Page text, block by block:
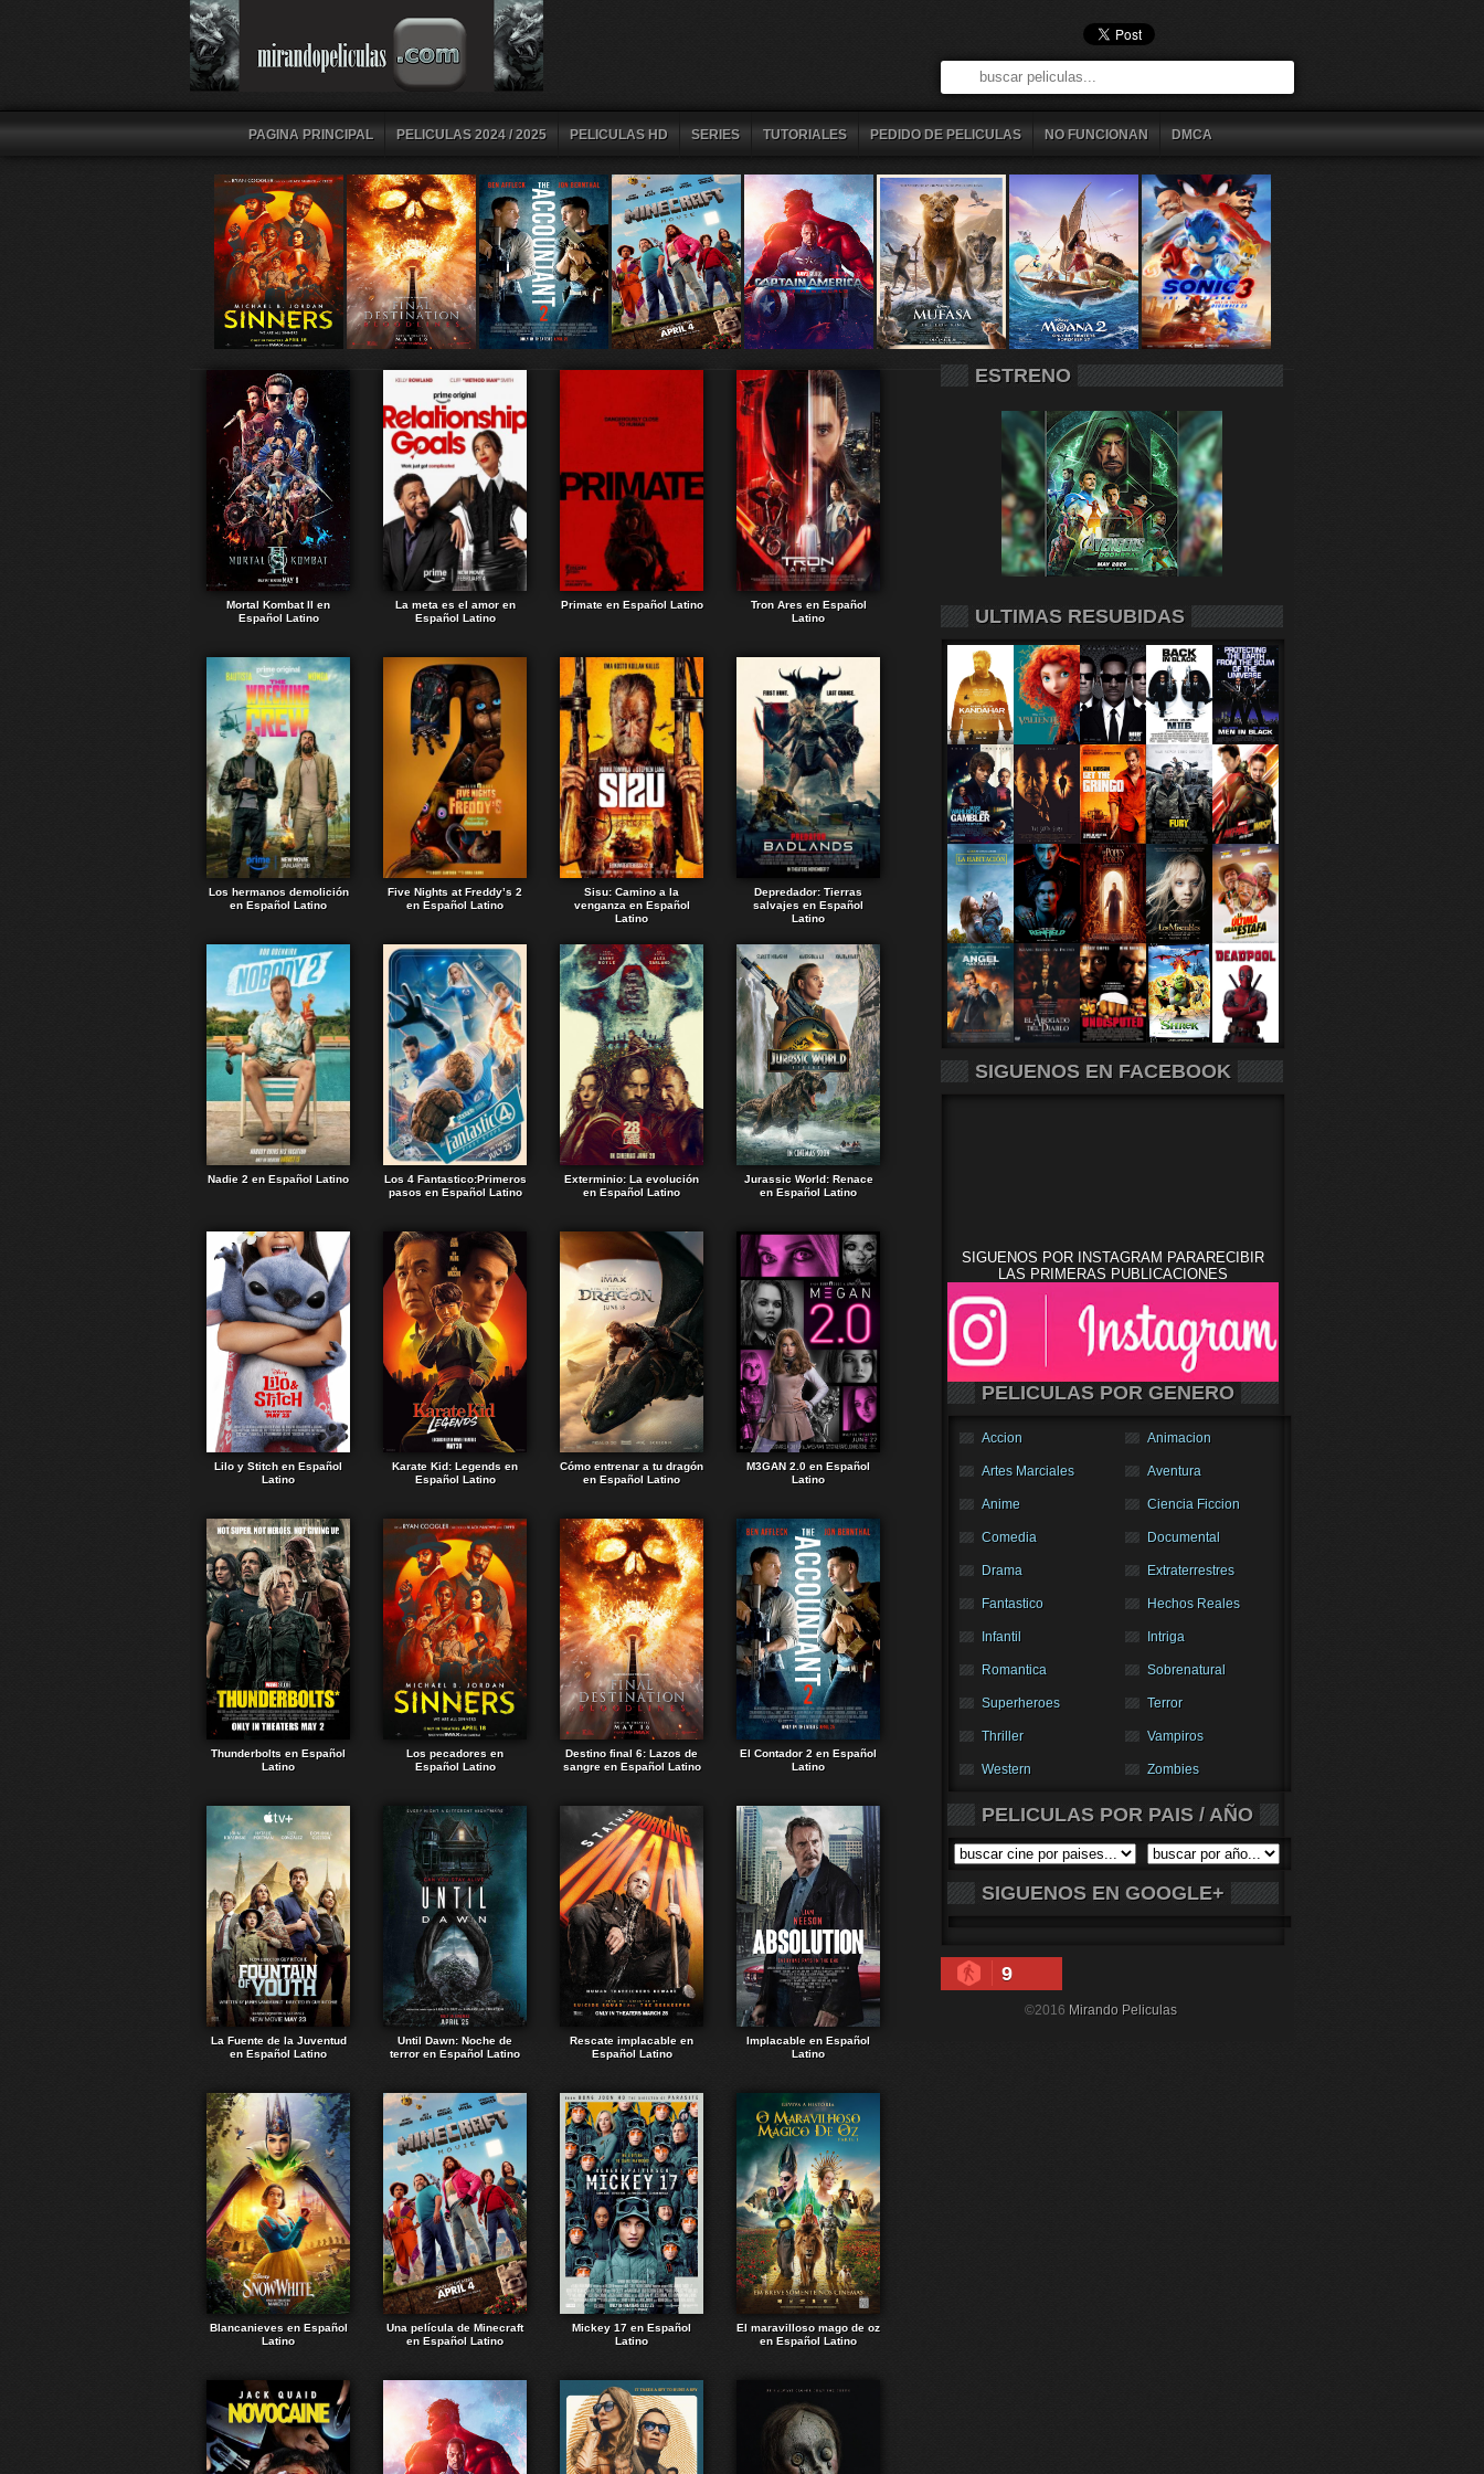
PAGINA PRINCIPAL PELICULAS 2024 / 2025 PELICULAS HD SERIES TUTORIALES PEDIDO DE PELICULAS NO FUNCIONAN DMCA
Mortal Kombat II en
Español Latino
La meta es el amor en
Español Latino
Primate en Español Latino
Tron Ares en Español
Latino
Los hermanos demolición
en Español Latino
Five Nights at Freddy’s 2
en Español Latino
Sisu: Camino a la
venganza en Español
Latino
Depredador: Tierras
salvajes en Español
Latino
Nadie 2 en Español Latino
Los 4 Fantastico:Primeros
pasos en Español Latino
Exterminio: La evolución
en Español Latino
Jurassic World: Renace
en Español Latino
Lilo y Stitch en Español
Latino
Karate Kid: Legends en
Español Latino
Cómo entrenar a tu dragón
en Español Latino
M3GAN 2.0 en Español
Latino
Thunderbolts en Español
Latino
Los pecadores en
Español Latino
Destino final 6: Lazos de
sangre en Español Latino
El Contador 2 en Español
Latino
La Fuente de la Juventud
en Español Latino
Until Dawn: Noche de
terror en Español Latino
Rescate implacable en
Español Latino
Implacable en Español
Latino
Blancanieves en Español
Latino
Una película de Minecraft
en Español Latino
Mickey 17 en Español
Latino
El maravilloso mago de oz
en Español Latino
ESTRENO
ULTIMAS RESUBIDAS
SIGUENOS EN FACEBOOK
SIGUENOS POR INSTAGRAM PARARECIBIR
LAS PRIMERAS PUBLICACIONES
PELICULAS POR GENERO
Accion Animacion
Artes Marciales Aventura
Anime Ciencia Ficcion
Comedia Documental
Drama Extraterrestres
Fantastico Hechos Reales
Infantil Intriga
Romantica Sobrenatural
Superheroes Terror
Thriller Vampiros
Western Zombies
PELICULAS POR PAIS / AÑO
SIGUENOS EN GOOGLE+
9
©2016 Mirando Peliculas